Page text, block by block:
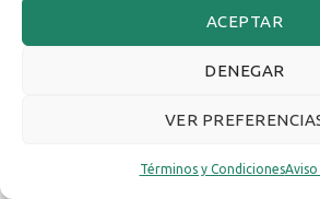
ACEPTAR
DENEGAR
VER
Términos y Condiciones